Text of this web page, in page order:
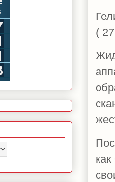
(-
как